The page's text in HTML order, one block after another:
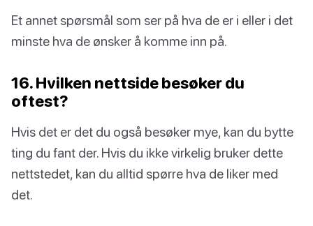
Et annet spørsmål som ser på hva de er i eller i det
minste hva de ønsker å komme inn på.
16. Hvilken nettside besøker du
oftest?
Hvis det er det du også besøker mye, kan du bytte
ting du fant der. Hvis du ikke virkelig bruker dette
nettstedet, kan du alltid spørre hva de liker med
det.